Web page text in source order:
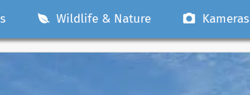
Wildlife & Nature Kameras